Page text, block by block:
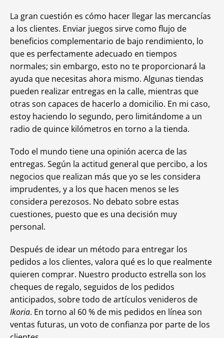
La gran cuestión es cómo hacer llegar las mercancías
a los clientes. Enviar juegos sirve como flujo de
beneficios complementario de bajo rendimiento, lo
que es perfectamente adecuado en tiempos
normales; sin embargo, esto no te proporcionará la
ayuda que necesitas ahora mismo. Algunas tiendas
pueden realizar entregas en la calle, mientras que
otras son capaces de hacerlo a domicilio. En mi caso,
estoy haciendo lo segundo, pero limitándome a un
radio de quince kilómetros en torno a la tienda.
Todo el mundo tiene una opinión acerca de las
entregas. Según la actitud general que percibo, a los
negocios que realizan más que yo se les considera
imprudentes, y a los que hacen menos se les
considera perezosos. No debato sobre estas
cuestiones, puesto que es una decisión muy
personal.
Después de idear un método para entregar los
pedidos a los clientes, valora qué es lo que realmente
quieren comprar. Nuestro producto estrella son los
cheques de regalo, seguidos de los pedidos
anticipados, sobre todo de artículos venideros de
Ikoria. En torno al 60 % de mis pedidos en línea son
ventas futuras, un voto de confianza por parte de los